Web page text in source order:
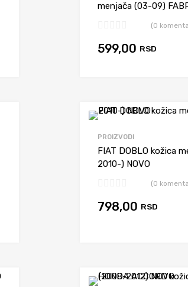
menjača (03-09)
(0
599,00 RSD
PROIZVODI
FIAT DOBLO kožica
2010-) NOVO
(0
798,00 RSD